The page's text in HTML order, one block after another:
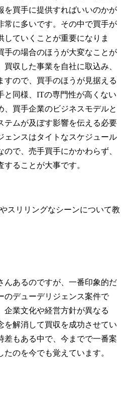
を買手に提供すればいいのかが
常に多いです。その中で買手が
ていくことが重要になりま
手の場合のほうが大変なことが
収した事業を自社に取込み、
すので、買手のほうが見据える
と同様、ITの専門性が高くない
、買手企業のビジネスモデルと
テムが及ぼす影響を伝える必要
ェンスはタイトなスケジュール
で、売手買手にかかわらず、
ることが大事です。
スリリングなシーンについて教
んあるのですが、一番印象的だ
のデューデリジェンス案件で
企業文化や経営方針が異なる
を解消して買収を成功させてい
差もある中で、今までで一番案